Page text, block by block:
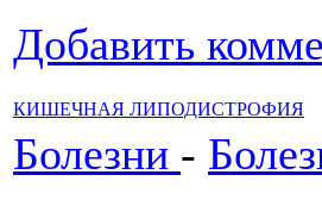
Добавить
КИШЕЧНАЯ ЛИПОДИСТРОФИЯ
Болезни -